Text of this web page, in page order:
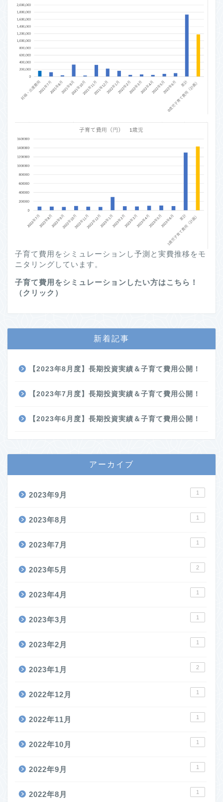
子育て費用をシミュレーションし予測と実費推移をモ
ニタリングしています。
子育て費用をシミュレーションしたい方はこちら！
（クリック）
新着記事
【2023年8月度】長期投資実績＆子育て費用公開！
【2023年7月度】長期投資実績＆子育て費用公開！
【2023年6月度】長期投資実績＆子育て費用公開！
アーカイブ
2023年9月 1
2023年8月 1
2023年7月 1
2023年5月 2
2023年4月 1
2023年3月 1
2023年2月 1
2023年1月 2
2022年12月 1
2022年11月 1
2022年10月 1
2022年9月 1
2022年8月 1